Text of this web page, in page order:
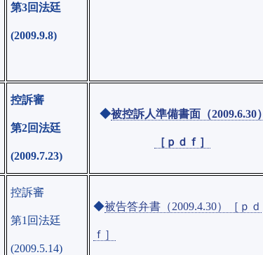
第3回法廷
(2009.9.8)
控訴審
第2回法廷
(2009.7.23)
◆被控訴人準備書面（2009.6.30）
［ｐｄｆ］
控訴審
第1回法廷
(2009.5.14)
◆被告答弁書（2009.4.30）［ｐｄ
ｆ］